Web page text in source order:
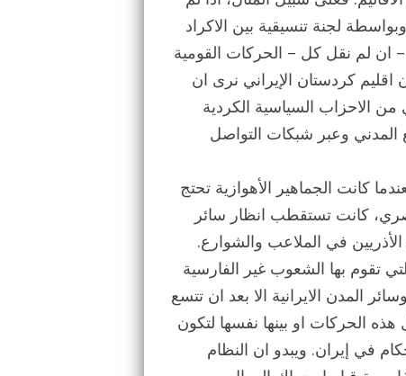
لجنة تنسيقية بين الاكراد
ان لم نقل كل – الحركات القومية
اقليم كردستان الإيراني نرى ان
الاحزاب السياسية الكردية
وعبر شبكات التواصل
كانت الجماهير الأهوازية تحتج
كانت تستقطب انظار سائر
في الملاعب والشوارع.
تقوم بها الشعوب غير الفارسية
المدن الايرانية الا بعد ان تتسع
الحركات او بينها نفسها لتكون
في إيران. ويبدو ان النظام